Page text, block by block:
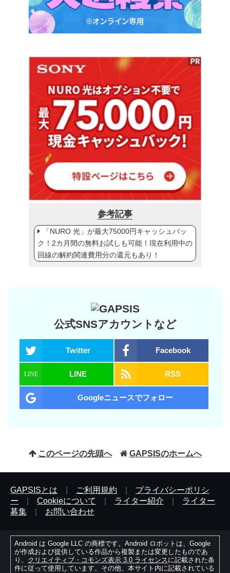
参考記事
「NURO 光」が最大75000円キャッシュバッ
ク！2カ月間の無料お試しも可能！現在利用中の
回線の解約関連費用分の還元もあり！
公式SNSアカウントなど
Twitter Facebook
LINE RSS
Googleニュースでフォロー
このページの先頭へ GAPSISのホームへ
GAPSISとは ご利用規約
プライバシーポリシ
ー
Cookieについて ライター紹介
ライター
募集
お問い合わせ
Android は Google LLC の商標です。Android ロボットは、Google
が作成および提供している作品から複製または変更したものであ
り、 クリエイティブ・コモンズ表示 3.0 ライセンスに記載された条
件に従って使用しています。その他、本サイト内に記載されている